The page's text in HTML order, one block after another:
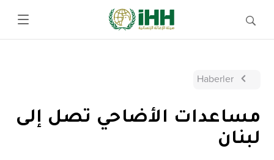
Haberler
مساعدات الأضاحي تصل إلى
لبنان